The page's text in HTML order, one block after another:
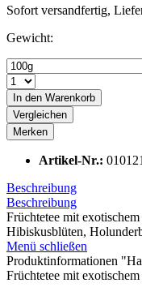
Sofort versandfertig,
Gewicht:
In den Warenkorb
Vergleichen
Merken
Artikel-Nr.:
Beschreibung
Beschreibung
Früchtetee mit
Hibiskusblüten,
Menü schließen
Produktinformationen
Früchtetee mit